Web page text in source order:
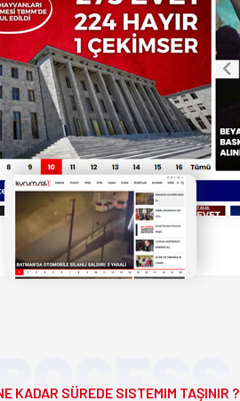
KADAR SÜREDE SISTEMIM TAŞINIR ?